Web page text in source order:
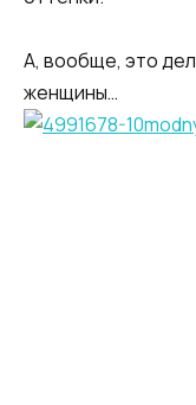
А, вообще, это
женщины…